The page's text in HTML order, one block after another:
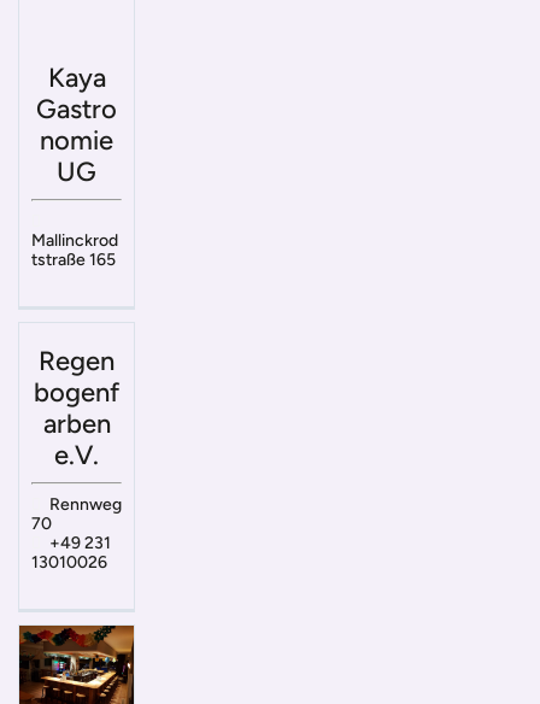
Kaya
Gastro
nomie
UG
Mallinckrod
tstraße 165
Regen
bogenf
arben
e.V.
Rennweg
70
+49 231
13010026